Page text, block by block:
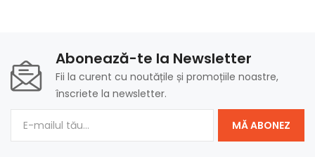
Abonează-te la Newsletter
Fii la curent cu noutățile și promoțiile noastre,
înscriete la newsletter.
MĂ ABONEZ